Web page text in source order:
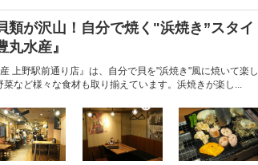
類が沢山！自分で焼く"浜焼き”スタイ
水産』
上野駅前通り店』は、自分で貝を"浜焼き"風に焼いて楽し
など様々な食材も取り揃えています。浜焼きが楽し...